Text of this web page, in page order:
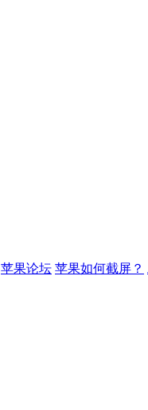
苹果论坛 苹果如何截屏？